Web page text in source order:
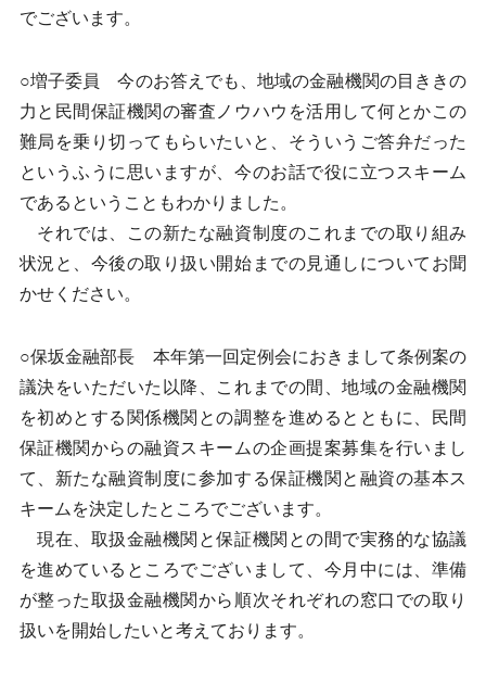
でございます。
○増子委員 今のお答えでも、地域の金融機関の目ききの
力と民間保証機関の審査ノウハウを活用して何とかこの
難局を乗り切ってもらいたいと、そういうご答弁だった
というふうに思いますが、今のお話で役に立つスキーム
であるということもわかりました。
それでは、この新たな融資制度のこれまでの取り組み
状況と、今後の取り扱い開始までの見通しについてお聞
かせください。
○保坂金融部長 本年第一回定例会におきまして条例案の
議決をいただいた以降、これまでの間、地域の金融機関
を初めとする関係機関との調整を進めるとともに、民間
保証機関からの融資スキームの企画提案募集を行いまし
て、新たな融資制度に参加する保証機関と融資の基本ス
キームを決定したところでございます。
現在、取扱金融機関と保証機関との間で実務的な協議
を進めているところでございまして、今月中には、準備
が整った取扱金融機関から順次それぞれの窓口での取り
扱いを開始したいと考えております。